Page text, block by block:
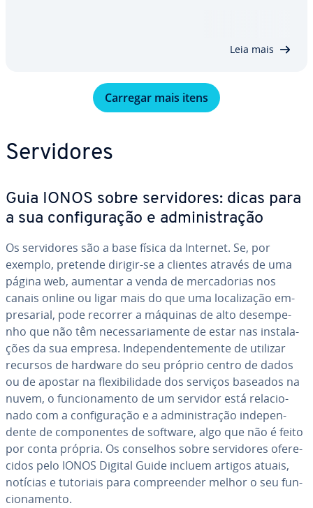
Leia mais
Carregar mais itens
Ser­vi­do­res
Guia IONOS sobre ser­vi­do­res: dicas para
a sua con­fi­gu­ra­ção e ad­mi­nis­tra­ção
Os ser­vi­do­res são a base física da Internet. Se, por
exemplo, pretende dirigir-se a clientes através de uma
página web, aumentar a venda de mer­ca­do­rias nos
canais online ou ligar mais do que uma lo­ca­li­za­ção em­
pre­sa­rial, pode recorrer a máquinas de alto de­sem­pe­
nho que não têm ne­ces­sa­ri­a­mente de estar nas ins­ta­la­
ções da sua empresa. In­de­pen­den­te­mente de utilizar
recursos de hardware do seu próprio centro de dados
ou de apostar na fle­xi­bi­li­dade dos serviços baseados na
nuvem, o fun­ci­o­na­mento de um servidor está re­la­ci­o­
nado com a con­fi­gu­ra­ção e a ad­mi­nis­tra­ção in­de­pen­
dente de com­po­nen­tes de software, algo que não é feito
por conta própria. Os conselhos sobre ser­vi­do­res ofe­re­
ci­dos pelo IONOS Digital Guide incluem artigos atuais,
notícias e tutoriais para com­pre­en­der melhor o seu fun­
ci­o­na­mento.